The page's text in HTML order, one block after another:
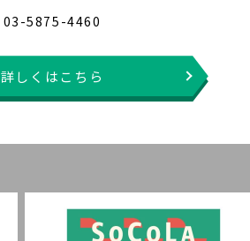
03-5875-4460
詳しくはこちら